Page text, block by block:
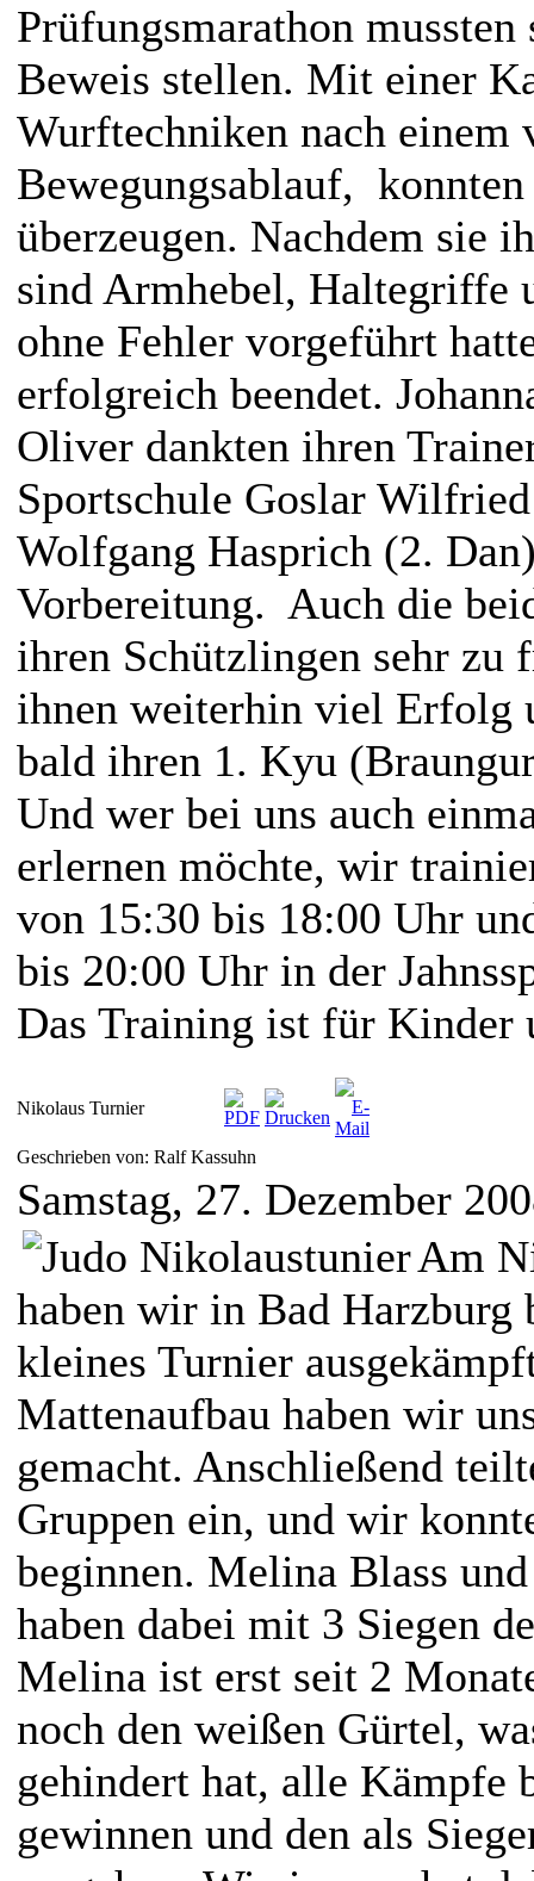
Prüfungsmarathon
Beweis stellen. Mit einer
Wurftechniken nach einem
Bewegungsablauf,
überzeugen. Nachdem sie
sind Armhebel, Haltegriffe
ohne Fehler vorgeführt
erfolgreich beendet.
Oliver dankten ihren
Sportschule Goslar
Wolfgang Hasprich (2.
Vorbereitung. Auch die
ihren Schützlingen sehr zu
ihnen weiterhin viel Erfolg
bald ihren 1. Kyu
Und wer bei uns auch
erlernen möchte, wir
von 15:30 bis 18:00 Uhr
bis 20:00 Uhr in der
Das Training ist für Kinder
Nikolaus Turnier
Geschrieben von: Ralf Kassuhn
Samstag, 27. Dezember
Am
haben wir in Bad Harzburg
kleines Turnier
Mattenaufbau haben wir
gemacht. Anschließend
Gruppen ein, und wir
beginnen. Melina Blass
haben dabei mit 3 Siegen
Melina ist erst seit 2
noch den weißen Gürtel,
gehindert hat, alle Kämpfe
gewinnen und den als